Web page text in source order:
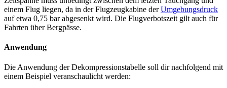
einem Flug liegen, da in der Flugzeugkabine derUmgebungsdruck
auf etwa 0,75 bar abgesenkt wird. Die Flugverbotszeit gilt auch für
Fahrten über Bergpässe.
Anwendung
Die Anwendung der Dekompressionstabelle soll dir nachfolgend mit
einem Beispiel veranschaulicht werden: